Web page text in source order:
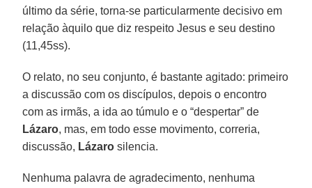
último da série, torna-se particularmente decisivo em
relação àquilo que diz respeito Jesus e seu destino
(11,45ss).
O relato, no seu conjunto, é bastante agitado: primeiro
a discussão com os discípulos, depois o encontro
com as irmãs, a ida ao túmulo e o “despertar” de
Lázaro, mas, em todo esse movimento, correria,
discussão, Lázaro silencia.
Nenhuma palavra de agradecimento, nenhuma